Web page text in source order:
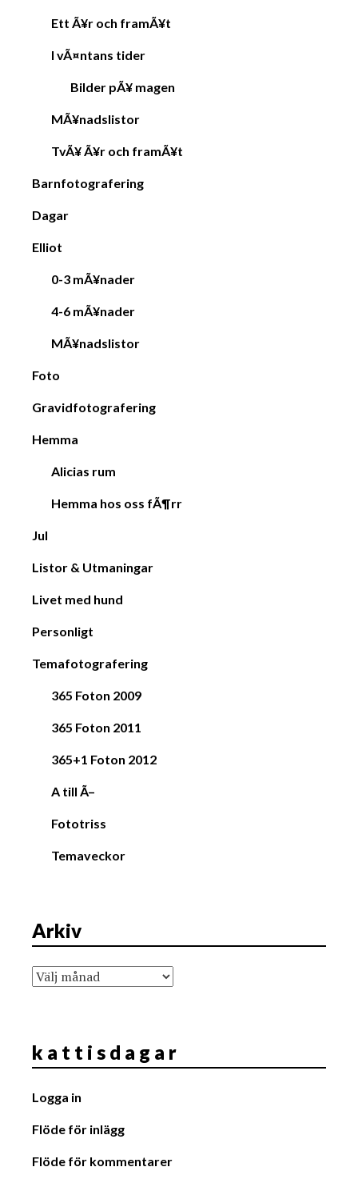
Ett Ã¥r och framÃ¥t
I vÃ¤ntans tider
Bilder pÃ¥ magen
MÃ¥nadslistor
TvÃ¥ Ã¥r och framÃ¥t
Barnfotografering
Dagar
Elliot
0-3 mÃ¥nader
4-6 mÃ¥nader
MÃ¥nadslistor
Foto
Gravidfotografering
Hemma
Alicias rum
Hemma hos oss fÃ¶rr
Jul
Listor & Utmaningar
Livet med hund
Personligt
Temafotografering
365 Foton 2009
365 Foton 2011
365+1 Foton 2012
A till Ã–
Fototriss
Temaveckor
Arkiv
Arkiv
k a t t i s d a g a r
Logga in
Flöde för inlägg
Flöde för kommentarer